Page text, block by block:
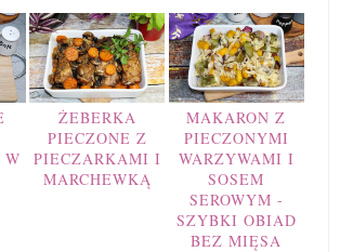
W
ŻEBERKA
PIECZONE Z
PIECZARKAMI I
MARCHEWKĄ
MAKARON Z
PIECZONYMI
WARZYWAMI I
SOSEM
SEROWYM -
SZYBKI OBIAD
BEZ MIĘSA